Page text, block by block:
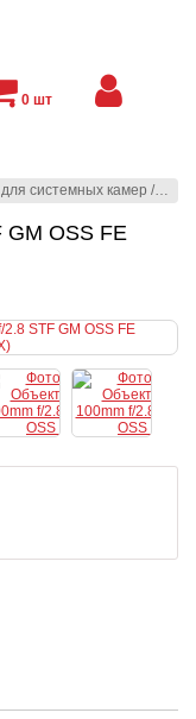
системных камер / Sony
GM OSS FE
0 шт